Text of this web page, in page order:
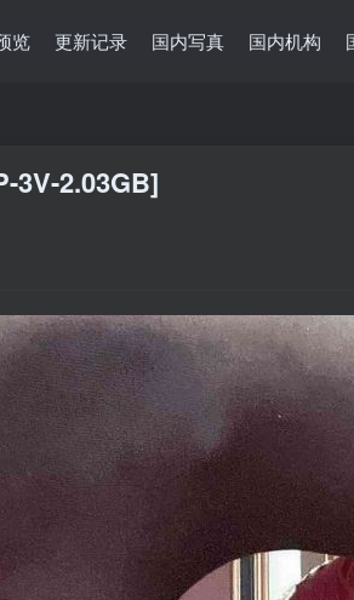
览 更新记录 国内写真 国内机构
3V-2.03GB]